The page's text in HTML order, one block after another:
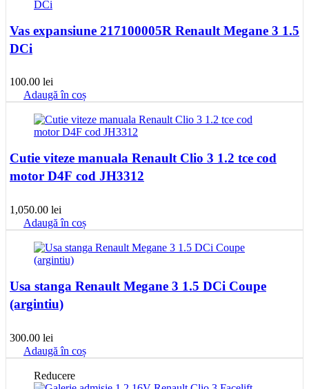
Vas expansiune 217100005R Renault Megane 3 1.5
DCi
100.00 lei
Adaugă în coș
Cutie viteze manuala Renault Clio 3 1.2 tce cod
motor D4F cod JH3312
1,050.00 lei
Adaugă în coș
Usa stanga Renault Megane 3 1.5 DCi Coupe
(argintiu)
300.00 lei
Adaugă în coș
Reducere